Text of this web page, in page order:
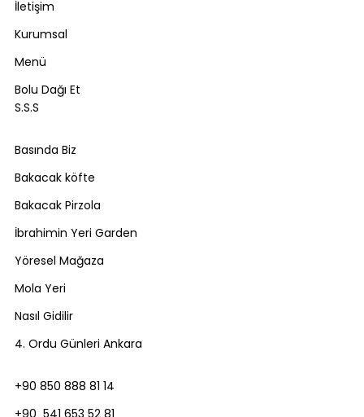
İletişim
Kurumsal
Menü
Bolu Dağı Et
S.S.S
Basında Biz
Bakacak köfte
Bakacak Pirzola
İbrahimin Yeri Garden
Yöresel Mağaza
Mola Yeri
Nasıl Gidilir
4. Ordu Günleri Ankara
+90 850 888 81 14